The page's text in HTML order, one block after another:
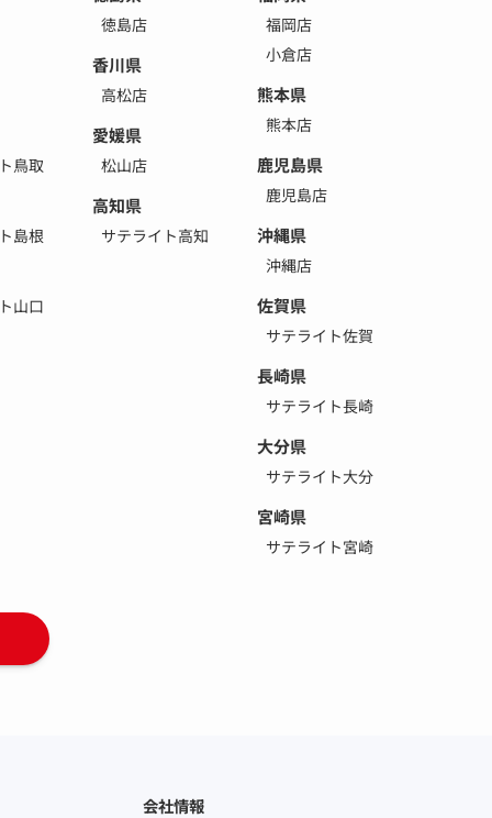
鳥取
島根
山口
徳島店
香川県
高松店
愛媛県
松山店
高知県
サテライト高知
福岡店
小倉店
熊本県
熊本店
鹿児島県
鹿児島店
沖縄県
沖縄店
佐賀県
サテライト佐賀
長崎県
サテライト長崎
大分県
サテライト大分
宮崎県
サテライト宮崎
会社情報